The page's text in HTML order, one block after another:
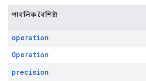
পাবলিক বৈশিষ্ট্য
operation
Operation
precision